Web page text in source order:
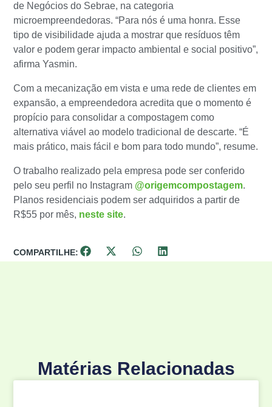
de Negócios do Sebrae, na categoria
microempreendedoras. “Para nós é uma honra. Esse
tipo de visibilidade ajuda a mostrar que resíduos têm
valor e podem gerar impacto ambiental e social positivo”,
afirma Yasmin.
Com a mecanização em vista e uma rede de clientes em
expansão, a empreendedora acredita que o momento é
propício para consolidar a compostagem como
alternativa viável ao modelo tradicional de descarte. “É
mais prático, mais fácil e bom para todo mundo”, resume.
O trabalho realizado pela empresa pode ser conferido
pelo seu perfil no Instagram @origemcompostagem.
Planos residenciais podem ser adquiridos a partir de
R$55 por mês, neste site.
COMPARTILHE:
Matérias Relacionadas